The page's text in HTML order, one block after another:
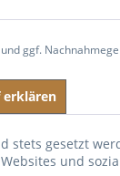
ggf.
gesetzt
und